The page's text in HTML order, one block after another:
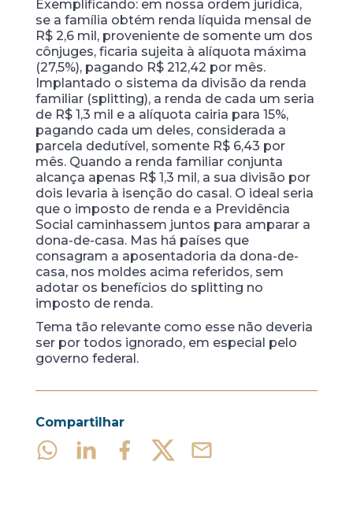
Exemplificando: em nossa ordem jurídica,
se a família obtém renda líquida mensal de
R$ 2,6 mil, proveniente de somente um dos
cônjuges, ficaria sujeita à alíquota máxima
(27,5%), pagando R$ 212,42 por mês.
Implantado o sistema da divisão da renda
familiar (splitting), a renda de cada um seria
de R$ 1,3 mil e a alíquota cairia para 15%,
pagando cada um deles, considerada a
parcela dedutível, somente R$ 6,43 por
mês. Quando a renda familiar conjunta
alcança apenas R$ 1,3 mil, a sua divisão por
dois levaria à isenção do casal. O ideal seria
que o imposto de renda e a Previdência
Social caminhassem juntos para amparar a
dona-de-casa. Mas há países que
consagram a aposentadoria da dona-de-
casa, nos moldes acima referidos, sem
adotar os benefícios do splitting no
imposto de renda.
Tema tão relevante como esse não deveria
ser por todos ignorado, em especial pelo
governo federal.
Compartilhar